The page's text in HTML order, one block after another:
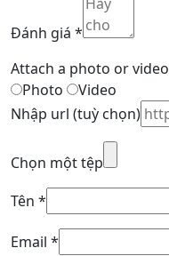
Đánh giá *
Attach a photo or video
Photo
Video
Nhập url (tuỳ chọn)
Chọn một tệp
Tên *
Email *